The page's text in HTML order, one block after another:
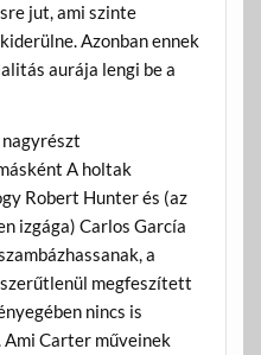
jut, ami szinte
Azonban ennek
aurája lengi be a
A holtak
Robert Hunter és (az
izgága) Carlos García
a
megfeszített
nincs is
Ami Carter műveinek